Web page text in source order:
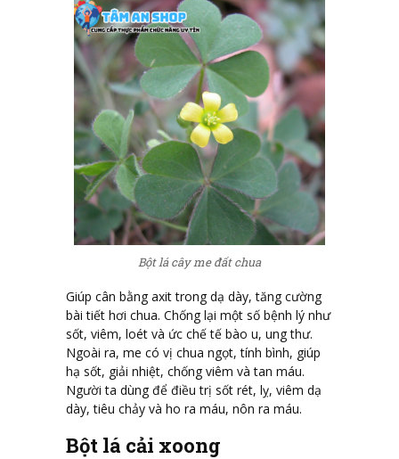
Bột lá cây me đất chua
Giúp cân bằng axit trong dạ dày, tăng cường
bài tiết hơi chua. Chống lại một số bệnh lý như
sốt, viêm, loét và ức chế tế bào u, ung thư.
Ngoài ra, me có vị chua ngọt, tính bình, giúp
hạ sốt, giải nhiệt, chống viêm và tan máu.
Người ta dùng để điều trị sốt rét, lỵ, viêm dạ
dày, tiêu chảy và ho ra máu, nôn ra máu.
Bột lá cải xoong